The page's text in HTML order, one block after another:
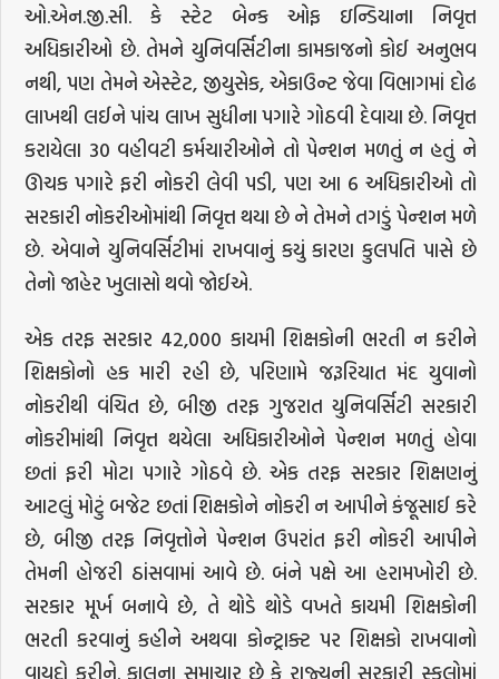
ઓ.એન.જી.સી. કે સ્ટેટ બેન્ક ઓફ ઇન્ડિયાના નિવૃત્ત
અધિકારીઓ છે. તેમને યુનિવર્સિટીના કામકાજનો કોઈ અનુભવ
નથી, પણ તેમને એસ્ટેટ, જીયુસેક, એકાઉન્ટ જેવા વિભાગમાં દોઢ
લાખથી લઈને પાંચ લાખ સુધીના પગારે ગોઠવી દેવાયા છે. નિવૃત્ત
કરાયેલા 30 વહીવટી કર્મચારીઓને તો પેન્શન મળતું ન હતું ને
ઊચક પગારે ફરી નોકરી લેવી પડી, પણ આ 6 અધિકારીઓ તો
સરકારી નોકરીઓમાંથી નિવૃત્ત થયા છે ને તેમને તગડું પેન્શન મળે
છે. એવાને યુનિવર્સિટીમાં રાખવાનું કયું કારણ કુલપતિ પાસે છે
તેનો જાહેર ખુલાસો થવો જોઈએ.
એક તરફ સરકાર 42,000 કાયમી શિક્ષકોની ભરતી ન કરીને
શિક્ષકોનો હક મારી રહી છે, પરિણામે જરૂરિયાત મંદ યુવાનો
નોકરીથી વંચિત છે, બીજી તરફ ગુજરાત યુનિવર્સિટી સરકારી
નોકરીમાંથી નિવૃત્ત થયેલા અધિકારીઓને પેન્શન મળતું હોવા
છતાં ફરી મોટા પગારે ગોઠવે છે. એક તરફ સરકાર શિક્ષણનું
આટલું મોટું બજેટ છતાં શિક્ષકોને નોકરી ન આપીને કંજૂસાઈ કરે
છે, બીજી તરફ નિવૃત્તોને પેન્શન ઉપરાંત ફરી નોકરી આપીને
તેમની હોજરી ઠાંસવામાં આવે છે. બંને પક્ષે આ હરામખોરી છે.
સરકાર મૂર્ખ બનાવે છે, તે થોડે થોડે વખતે કાયમી શિક્ષકોની
ભરતી કરવાનું કહીને અથવા કોન્ટ્રાક્ટ પર શિક્ષકો રાખવાનો